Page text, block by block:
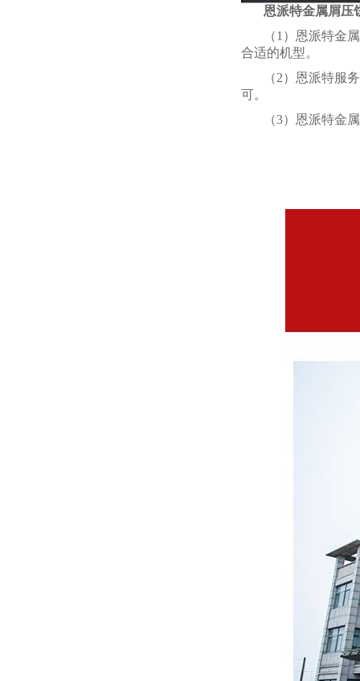
恩派特金属屑压
（1）恩派特金
合适的机型。
（2）恩派特服
可。
（3）恩派特金